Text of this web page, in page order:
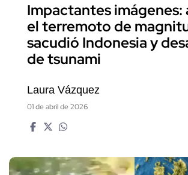
Impactantes imágenes:
el terremoto de
sacudió Indonesia y
de tsunami
Laura Vázquez
01 de abril de 2026